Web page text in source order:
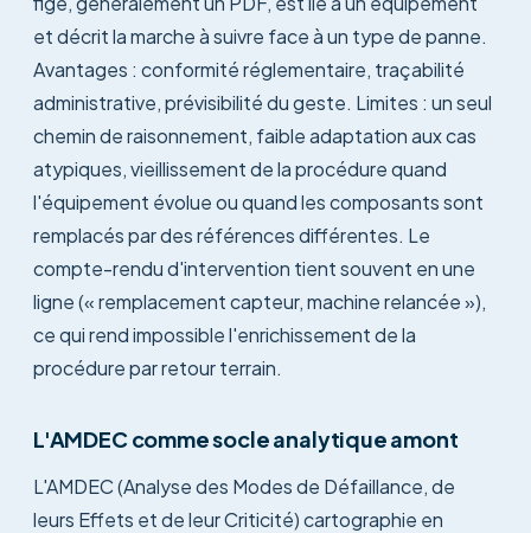
et décrit la marche à suivre face à un type de panne.
Avantages : conformité réglementaire, traçabilité
administrative, prévisibilité du geste. Limites : un seul
chemin de raisonnement, faible adaptation aux cas
atypiques, vieillissement de la procédure quand
l'équipement évolue ou quand les composants sont
remplacés par des références différentes. Le
compte-rendu d'intervention tient souvent en une
ligne (« remplacement capteur, machine relancée »),
ce qui rend impossible l'enrichissement de la
procédure par retour terrain.
L'AMDEC comme socle analytique amont
L'AMDEC (Analyse des Modes de Défaillance, de
leurs Effets et de leur Criticité) cartographie en